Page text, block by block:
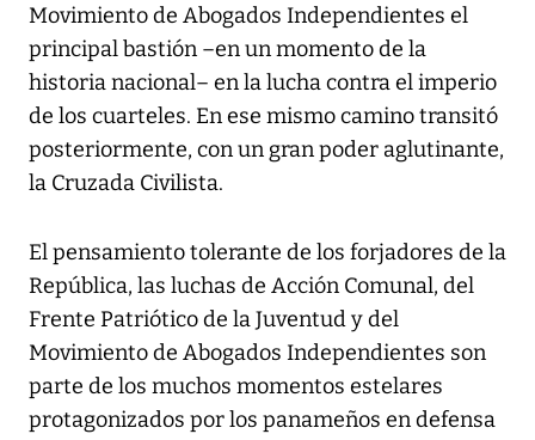
Movimiento de Abogados Independientes el
principal bastión –en un momento de la
historia nacional– en la lucha contra el imperio
de los cuarteles. En ese mismo camino transitó
posteriormente, con un gran poder aglutinante,
la Cruzada Civilista.
El pensamiento tolerante de los forjadores de la
República, las luchas de Acción Comunal, del
Frente Patriótico de la Juventud y del
Movimiento de Abogados Independientes son
parte de los muchos momentos estelares
protagonizados por los panameños en defensa